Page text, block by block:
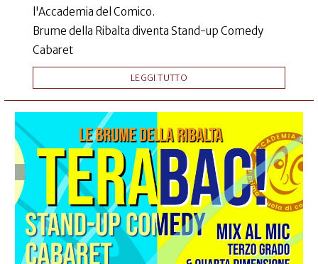
l'Accademia del Comico.
Brume della Ribalta diventa Stand-up Comedy
Cabaret
LEGGI TUTTO